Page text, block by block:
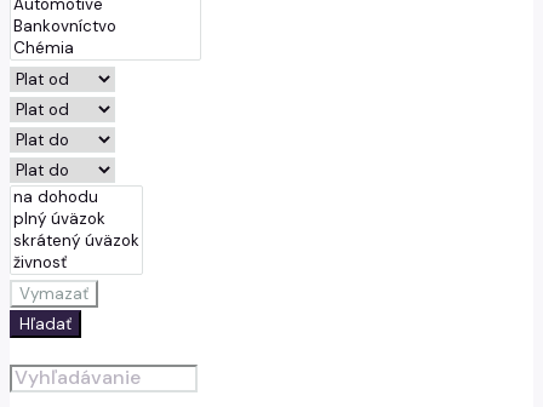
Vymazať
Hľadať